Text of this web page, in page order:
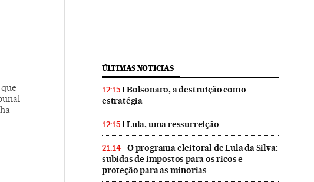
ÚLTIMAS NOTICIAS
12:15
Bolsonaro, a destruição como
estratégia
12:15 Lula, uma ressurreição
21:14
O programa eleitoral de Lula da Silva:
subidas de impostos para os ricos e
proteção para as minorias